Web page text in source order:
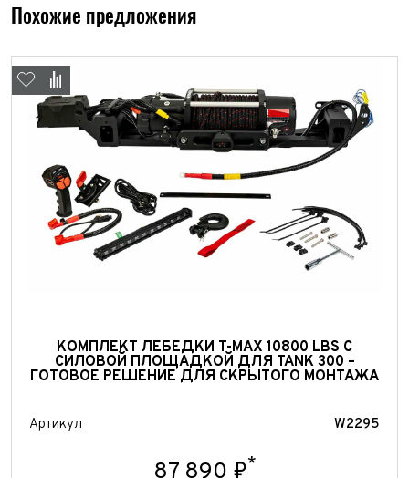
Похожие предложения
КОМПЛЕКТ ЛЕБЕДКИ T-MAX 10800 LBS С
СИЛОВОЙ ПЛОЩАДКОЙ ДЛЯ TANK 300 –
ГОТОВОЕ РЕШЕНИЕ ДЛЯ СКРЫТОГО МОНТАЖА
Артикул W2295
*
Обратная связь
Выкуп авто
ФИО*
Телефон*
Заявка на оценку
ФИО*